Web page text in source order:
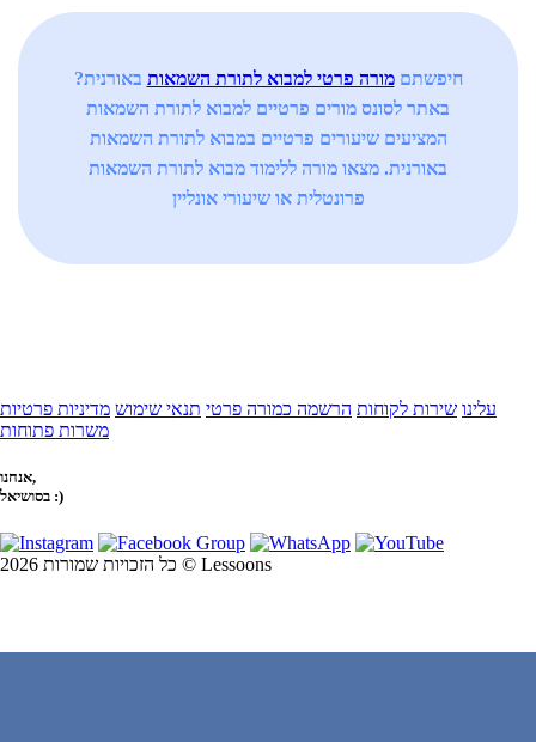
חיפשתםמורה פרטי למבוא לתורת השמאות באורנית?
באתר לסונס מורים פרטיים למבוא לתורת השמאות
המציעים שיעורים פרטיים במבוא לתורת השמאות
באורנית. מצאו מורה ללימוד מבוא לתורת השמאות
פרונטלית או שיעורי אונליין
עלינו שירות לקוחות הרשמה כמורה פרטי תנאי שימוש מדיניות פרטיות
משרות פתוחות
אנחנו,
בסושיאל :)
כל הזכויות שמורות 2026 © Lessoons